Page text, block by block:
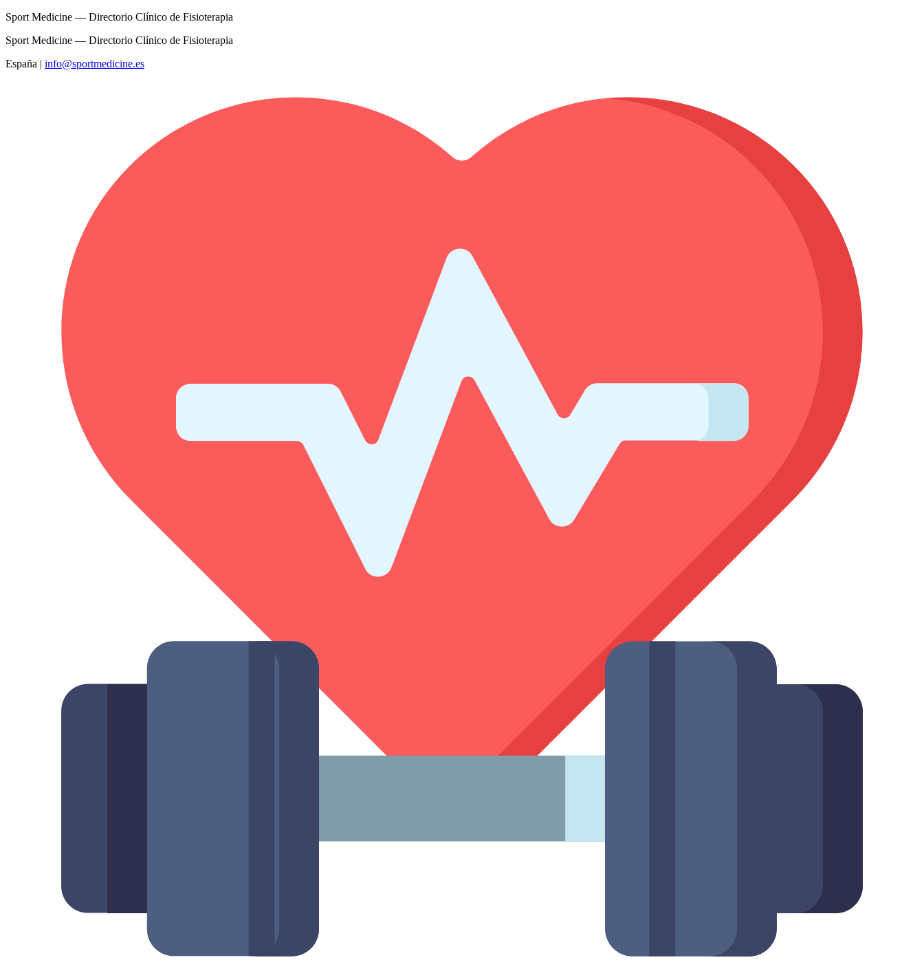
Sport Medicine — Directorio Clínico de Fisioterapia
Sport Medicine — Directorio Clínico de Fisioterapia
España | info@sportmedicine.es